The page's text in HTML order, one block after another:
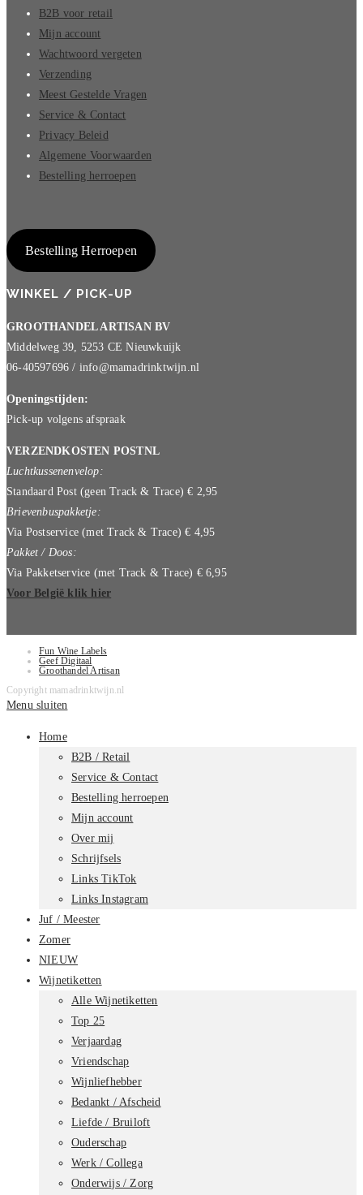
B2B voor retail
Mijn account
Wachtwoord vergeten
Verzending
Meest Gestelde Vragen
Service & Contact
Privacy Beleid
Algemene Voorwaarden
Bestelling herroepen
Bestelling Herroepen
WINKEL / PICK-UP
GROOTHANDEL ARTISAN BV
Middelweg 39, 5253 CE Nieuwkuijk
06-40597696 / info@mamadrinktwijn.nl
Openingstijden:
Pick-up volgens afspraak
VERZENDKOSTEN POSTNL
Luchtkussenenvelop:
Standaard Post (geen Track & Trace) € 2,95
Brievenbuspakketje:
Via Postservice (met Track & Trace) € 4,95
Pakket / Doos:
Via Pakketservice (met Track & Trace) € 6,95
Voor België klik hier
Fun Wine Labels
Geef Digitaal
Groothandel Artisan
Copyright mamadrinktwijn.nl
Menu sluiten
Home
B2B / Retail
Service & Contact
Bestelling herroepen
Mijn account
Over mij
Schrijfsels
Links TikTok
Links Instagram
Juf / Meester
Zomer
NIEUW
Wijnetiketten
Alle Wijnetiketten
Top 25
Verjaardag
Vriendschap
Wijnliefhebber
Bedankt / Afscheid
Liefde / Bruiloft
Ouderschap
Werk / Collega
Onderwijs / Zorg